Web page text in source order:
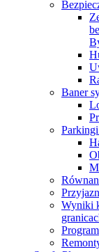
Baner
Wyniki